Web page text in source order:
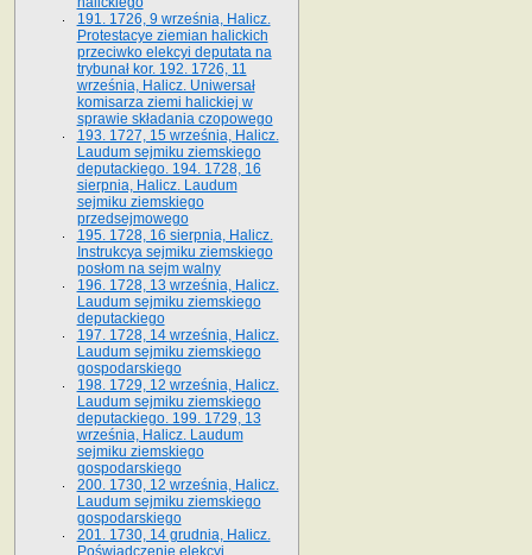
191. 1726, 9 września, Halicz.
Protestacye ziemian halickich
przeciwko elekcyi deputata na
trybunał kor. 192. 1726, 11
września, Halicz. Uniwersał
komisarza ziemi halickiej w
sprawie składania czopowego
193. 1727, 15 września, Halicz.
Laudum sejmiku ziemskiego
deputackiego. 194. 1728, 16
sierpnia, Halicz. Laudum
sejmiku ziemskiego
przedsejmowego
195. 1728, 16 sierpnia, Halicz.
Instrukcya sejmiku ziemskiego
posłom na sejm walny
196. 1728, 13 września, Halicz.
Laudum sejmiku ziemskiego
deputackiego
197. 1728, 14 września, Halicz.
Laudum sejmiku ziemskiego
gospodarskiego
198. 1729, 12 września, Halicz.
Laudum sejmiku ziemskiego
deputackiego. 199. 1729, 13
września, Halicz. Laudum
sejmiku ziemskiego
gospodarskiego
200. 1730, 12 września, Halicz.
Laudum sejmiku ziemskiego
gospodarskiego
201. 1730, 14 grudnia, Halicz.
Poświadczenie elekcyi